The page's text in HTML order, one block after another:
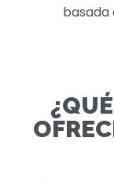
basada